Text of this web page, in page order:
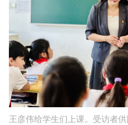
王彦伟给学生们上课。受访者供